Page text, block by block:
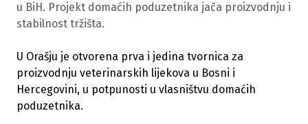
u BiH. Projekt domaćih poduzetnika jača proizvodnju i
stabilnost tržišta.
U Orašju je otvorena prva i jedina tvornica za
proizvodnju veterinarskih lijekova u Bosni i
Hercegovini, u potpunosti u vlasništvu domaćih
poduzetnika.